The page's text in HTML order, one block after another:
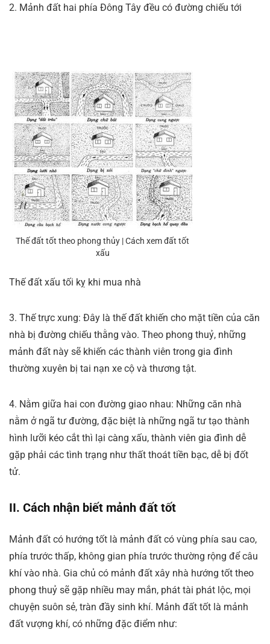
2. Mảnh đất hai phía Đông Tây đều có đường chiếu tới
Thế đất tốt theo phong thủy | Cách xem đất tốt
xấu
Thế đất xấu tối kỵ khi mua nhà
3. Thế trực xung: Đây là thế đất khiến cho mặt tiền của căn
nhà bị đường chiếu thằng vào. Theo phong thuỷ, những
mảnh đất này sẽ khiến các thành viên trong gia đình
thường xuyên bị tai nạn xe cộ và thương tật.
4. Nằm giữa hai con đường giao nhau: Những căn nhà
nằm ở ngã tư đường, đặc biệt là những ngã tư tạo thành
hình lưỡi kéo cắt thì lại càng xấu, thành viên gia đình dễ
gặp phải các tình trạng như thất thoát tiền bạc, dễ bị đốt
tử.
II. Cách nhận biết mảnh đất tốt
Mảnh đất có hướng tốt là mảnh đất có vùng phía sau cao,
phía trước thấp, không gian phía trước thường rộng để câu
khí vào nhà. Gia chủ có mảnh đất xây nhà hướng tốt theo
phong thuỷ sẽ gặp nhiều may mắn, phát tài phát lộc, mọi
chuyện suôn sẻ, tràn đầy sinh khí. Mảnh đất tốt là mảnh
đất vượng khí, có những đặc điểm như: